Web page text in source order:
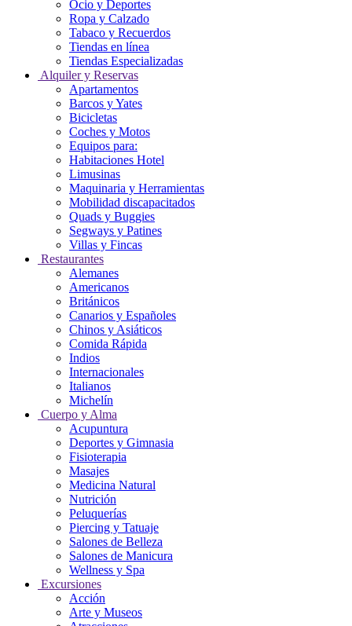
Ocio y Deportes
Ropa y Calzado
Tabaco y Recuerdos
Tiendas en línea
Tiendas Especializadas
Alquiler y Reservas
Apartamentos
Barcos y Yates
Bicicletas
Coches y Motos
Equipos para:
Habitaciones Hotel
Limusinas
Maquinaria y Herramientas
Mobilidad discapacitados
Quads y Buggies
Segways y Patines
Villas y Fincas
Restaurantes
Alemanes
Americanos
Británicos
Canarios y Españoles
Chinos y Asiáticos
Comida Rápida
Indios
Internacionales
Italianos
Michelín
Cuerpo y Alma
Acupuntura
Deportes y Gimnasia
Fisioterapia
Masajes
Medicina Natural
Nutrición
Peluquerías
Piercing y Tatuaje
Salones de Belleza
Salones de Manicura
Wellness y Spa
Excursiones
Acción
Arte y Museos